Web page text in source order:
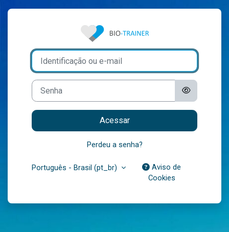
Acesso a Bio-
Identificação ou e-mail
Senha
Acessar
Perdeu a senha?
Português - Brasil ‎(pt_br)‎
Aviso de
Cookies